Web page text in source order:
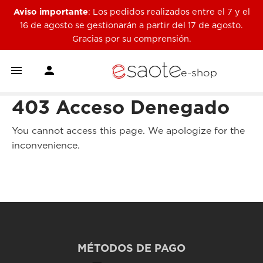
Aviso importante: Los pedidos realizados entre el 7 y el
16 de agosto se gestionarán a partir del 17 de agosto.
Gracias por su comprensión.
  e-shop
403 Acceso Denegado
You cannot access this page. We apologize for the
inconvenience.
MÉTODOS DE PAGO